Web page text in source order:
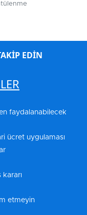
EDİN
faydalanabilecek
ücret uygulaması
kararı
etmeyin